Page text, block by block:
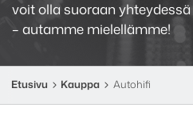
voit olla suoraan yhteydessä
– autamme mielellämme!
Etusivu Kauppa Autohifi